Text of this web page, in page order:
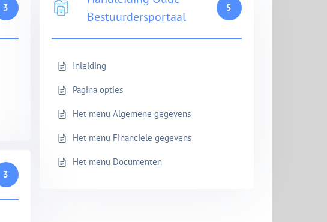
3
Bestuurdersportaal
5
Inleiding
Pagina opties
Het menu Algemene gegevens
Het menu Financiele gegevens
Het menu Documenten
3